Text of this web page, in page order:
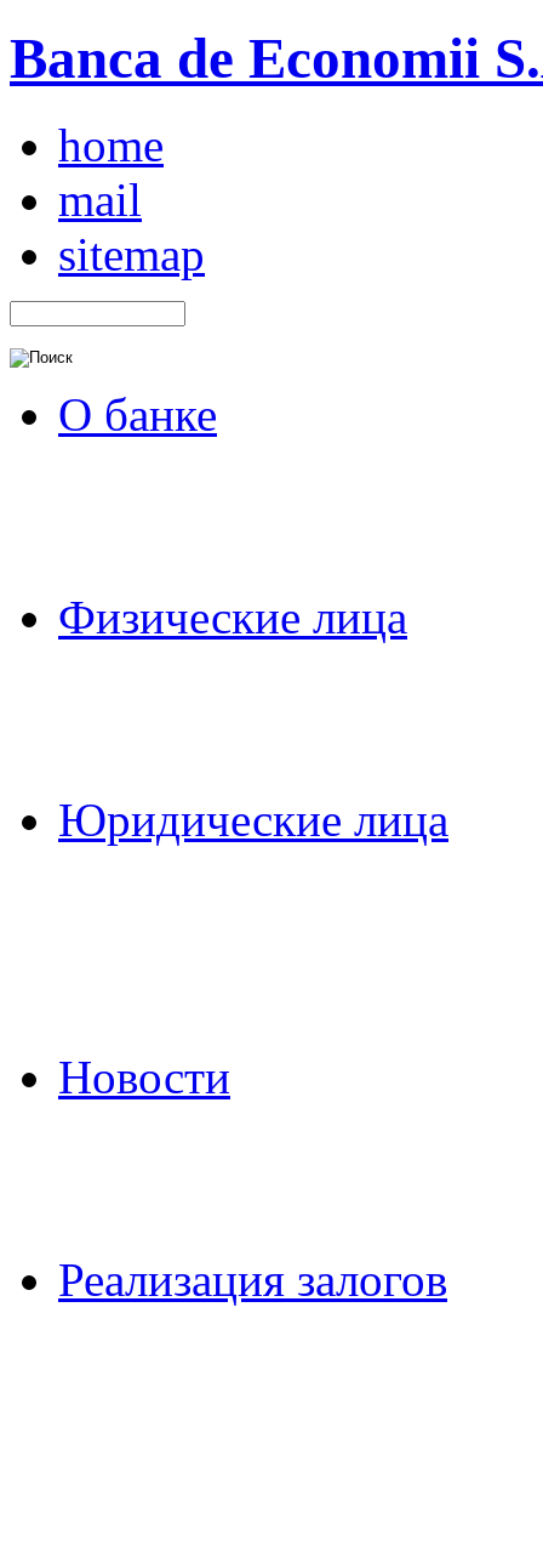
Banca de Economii
home
mail
sitemap
О банке
Физические лица
Юридические лица
Новости
Реализация залогов